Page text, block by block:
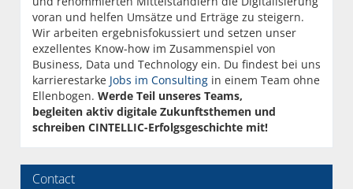
voran und helfen Umsätze und Erträge zu steigern.
Wir arbeiten ergebnisfokussiert und setzen unser
exzellentes Know-how im Zusammenspiel von
Business, Data und Technology ein. Du findest bei uns
karrierestarke Jobs im Consulting in einem Team ohne
Ellenbogen. Werde Teil unseres Teams,
begleiten aktiv digitale Zukunftsthemen und
schreiben CINTELLIC-Erfolgsgeschichte mit!
Contact